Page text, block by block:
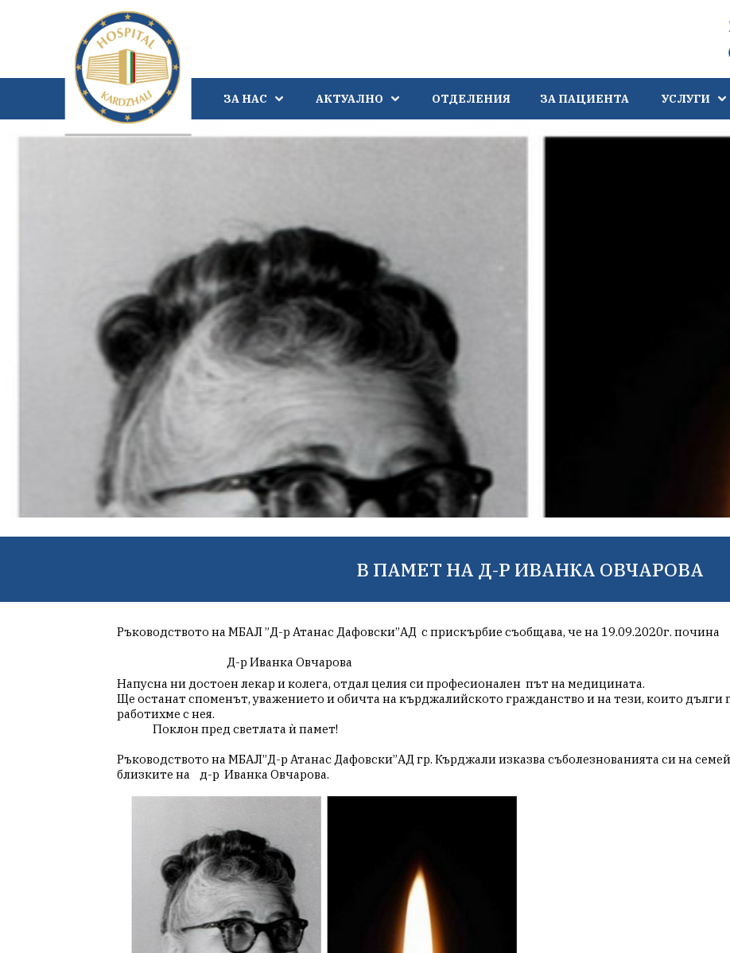
ЗА НАС АКТУАЛНО ОТДЕЛЕНИЯ ЗА ПАЦИЕНТА УСЛУГИ
В ПАМЕТ НА Д-Р ИВАНКА ОВЧАРОВА
Ръководството на МБАЛ ”Д-р Атанас Дафовски”АД с прискърбие съобщава, че на 19.09.2020г. почина
                                              Д-р Иванка Овчарова
Напусна ни достоен лекар и колега, отдал целия си професионален  път на медицината.
Ще останат споменът, уважението и обичта на кърджалийското гражданство и на тези, които дълги
работихме с нея.
               Поклон пред светлата ѝ памет!
Ръководството на МБАЛ”Д-р Атанас Дафовски”АД гр. Кърджали изказва съболезнованията си на
близките на    д-р  Иванка Овчарова.